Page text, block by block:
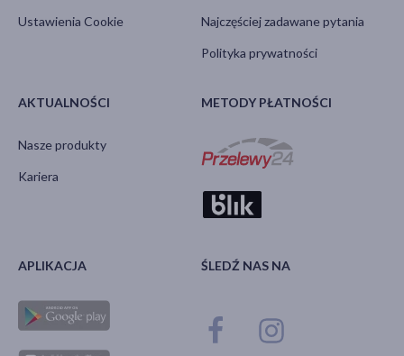
Ustawienia Cookie Najczęściej zadawane pytania
Polityka prywatności
AKTUALNOŚCI
Nasze produkty
Kariera
METODY PŁATNOŚCI
APLIKACJA ŚLEDŹ NAS NA